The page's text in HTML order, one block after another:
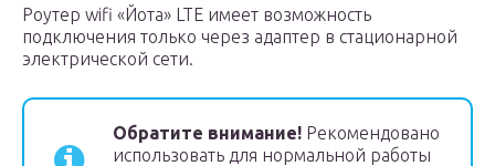
Роутер wifi «Йота» LTE имеет возможность
подключения только через адаптер в стационарной
электрической сети.
Обратите внимание! Рекомендовано
использовать для нормальной работы